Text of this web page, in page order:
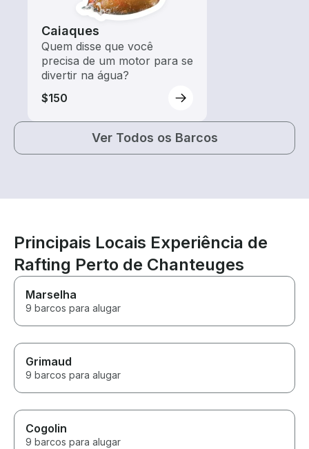
Caiaques
Quem disse que você
precisa de um motor para se
divertir na água?
$150
Ver Todos os Barcos
Principais Locais Experiência de
Rafting Perto de Chanteuges
Marselha
9 barcos para alugar
Grimaud
9 barcos para alugar
Cogolin
9 barcos para alugar